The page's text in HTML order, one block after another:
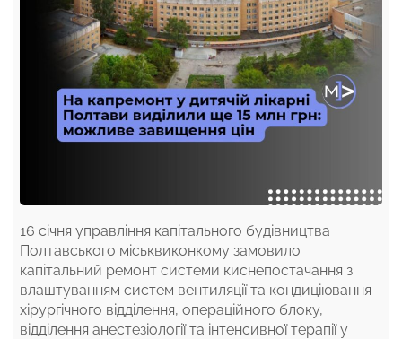
16 січня управління капітального будівництва
Полтавського міськвиконкому замовило
капітальний ремонт системи киснепостачання з
влаштуванням систем вентиляції та кондиціювання
хірургічного відділення, операційного блоку,
відділення анестезіології та інтенсивної терапії у